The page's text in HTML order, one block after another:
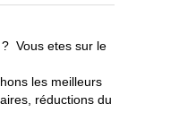
Vous etes sur le
les meilleurs
réductions du